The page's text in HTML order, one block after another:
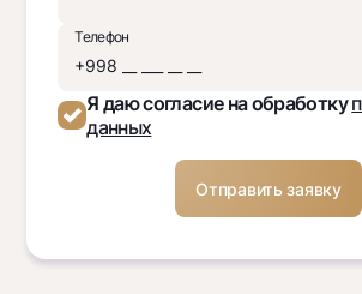
Телефон
Я даю согласие на обработку
данных